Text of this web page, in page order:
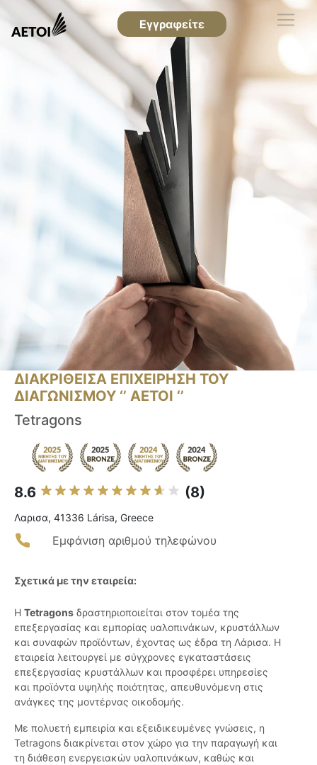
Εγγραφείτε
ΔΙΑΚΡΙΘΕΙΣΑ ΕΠΙΧΕΙΡΗΣΗ ΤΟΥ
ΔΙΑΓΩΝΙΣΜΟΥ ‘’ ΑΕΤΟΙ ‘’
Tetragons
8.6 (8)
Λαρισα, 41336 Lárisa, Greece
Εμφάνιση αριθμού τηλεφώνου
Σχετικά με την εταιρεία:
Η Tetragons δραστηριοποιείται στον τομέα της
επεξεργασίας και εμπορίας υαλοπινάκων, κρυστάλλων
και συναφών προϊόντων, έχοντας ως έδρα τη Λάρισα. Η
εταιρεία λειτουργεί με σύγχρονες εγκαταστάσεις
επεξεργασίας κρυστάλλων και προσφέρει υπηρεσίες
και προϊόντα υψηλής ποιότητας, απευθυνόμενη στις
ανάγκες της μοντέρνας οικοδομής.
Με πολυετή εμπειρία και εξειδικευμένες γνώσεις, η
Tetragons διακρίνεται στον χώρο για την παραγωγή και
τη διάθεση ενεργειακών υαλοπινάκων, καθώς και